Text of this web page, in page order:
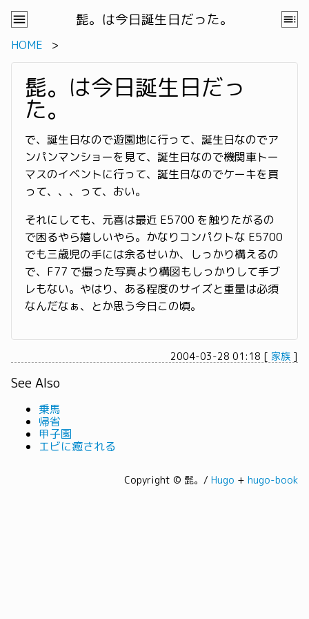
髭。は今日誕生日だった。
HOME
髭。は今日誕生日だっ
た。
で、誕生日なので遊園地に行って、誕生日なのでア
ンパンマンショーを見て、誕生日なので機関車トー
マスのイベントに行って、誕生日なのでケーキを買
って、、、って、おい。
それにしても、元喜は最近 E5700 を触りたがるの
で困るやら嬉しいやら。かなりコンパクトな E5700
でも三歳児の手には余るせいか、しっかり構えるの
で、F77 で撮った写真より構図もしっかりして手ブ
レもない。やはり、ある程度のサイズと重量は必須
なんだなぁ、とか思う今日この頃。
2004-03-28 01:18 [ 家族 ]
See Also
乗馬
帰省
甲子園
エビに癒される
Copyright © 髭。/ Hugo + hugo-book